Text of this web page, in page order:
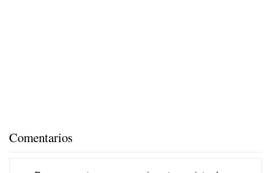
Comentarios